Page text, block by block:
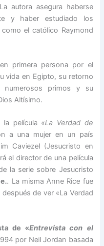
autora asegura haberse
y haber estudiado los
el católico Raymond
primera persona por el
vida en Egipto, su retorno
primos y su
Altísimo.
película «La Verdad de
a una mujer en un país
Caviezel (Jesucristo en
el director de una película
la serie sobre Jesucristo
. La misma Anne Rice fue
de ver «La Verdad
de «Entrevista con el
por Neil Jordan basada